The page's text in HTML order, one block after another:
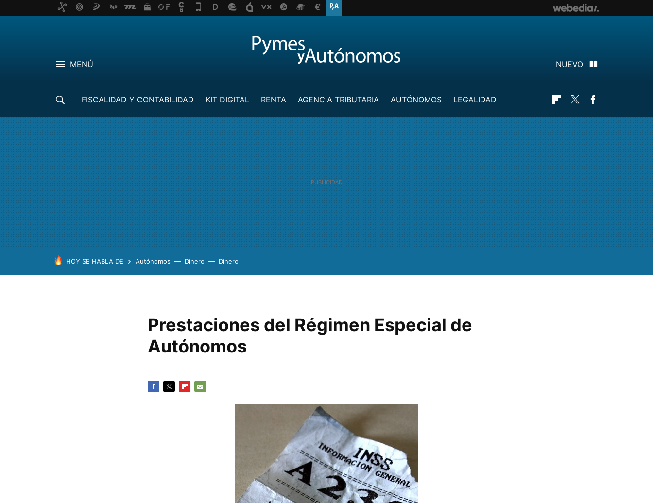
MENÚ NUEVO
FISCALIDAD Y CONTABILIDAD KIT DIGITAL RENTA AGENCIA TRIBUTARIA AUTÓNOMOS
LEGALIDAD
Flipboard
Twitter
HOY SE HABLA DE Autónomos Dinero Dinero
Prestaciones del Régimen Especial de
Autónomos